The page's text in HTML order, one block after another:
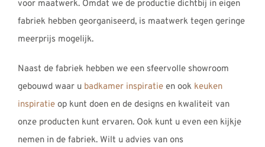
voor maatwerk. Omdat we de productie dichtbij in eigen
fabriek hebben georganiseerd, is maatwerk tegen geringe
meerprijs mogelijk.
Naast de fabriek hebben we een sfeervolle showroom
gebouwd waar u badkamer inspiratie en ook keuken
inspiratie op kunt doen en de designs en kwaliteit van
onze producten kunt ervaren. Ook kunt u even een kijkje
nemen in de fabriek. Wilt u advies van ons